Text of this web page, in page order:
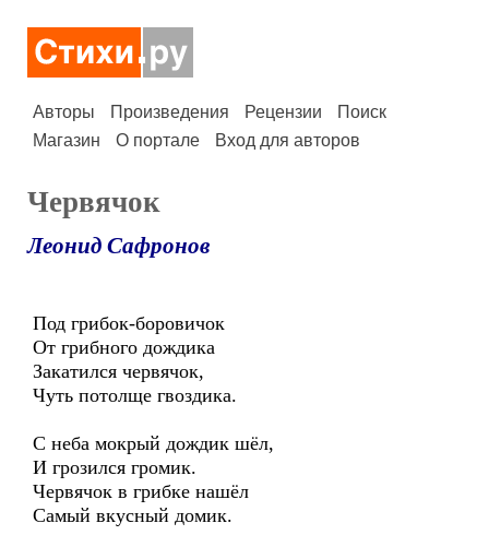
Авторы Произведения Рецензии
Поиск
Магазин
О портале Вход для авторов
Червячок
Леонид Сафронов
Под грибок-боровичок
От грибного дождика
Закатился червячок,
Чуть потолще гвоздика.
С неба мокрый дождик шёл,
И грозился громик.
Червячок в грибке нашёл
Самый вкусный домик.